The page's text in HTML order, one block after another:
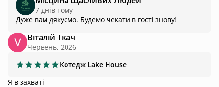
7 днів тому
Дуже вам дякуємо. Будемо чекати в гості знову!
Віталій Ткач
Червень, 2026
Котедж Lake House
Я в захваті